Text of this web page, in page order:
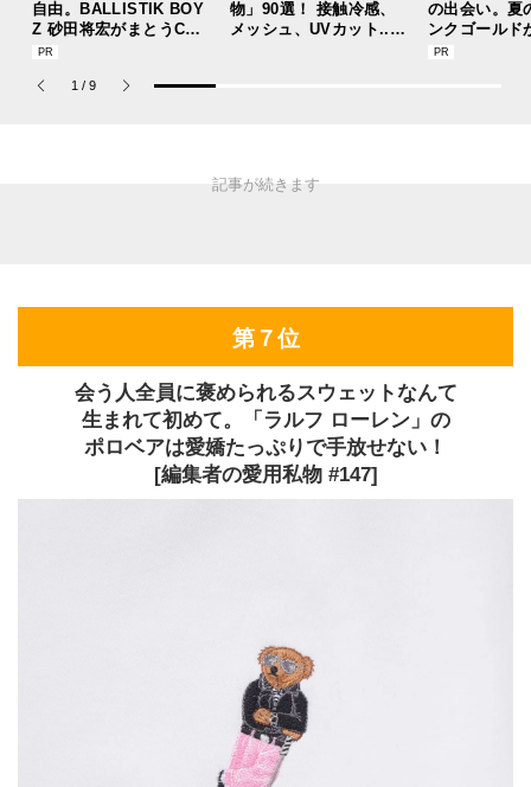
自由。BALLISTIK BOY
Z 砂田将宏がまとうCOA
CHの新作フレグランス
ナム パルファム」
物」90選！ 接触冷感、
メッシュ、UVカット...
の出会い。夏
ンクゴールド
“SUMMER
1 / 9
第７位
会う人全員に褒められるスウェットなんて
生まれて初めて。「ラルフ ローレン」の
ポロベアは愛嬌たっぷりで手放せない！
[編集者の愛用私物 #147]